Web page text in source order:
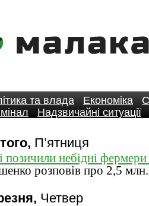
та влада Економіка
Надзвичайні ситуації
П’ятниця
позичили небідні
розповів про 2,5 млн.
Четвер